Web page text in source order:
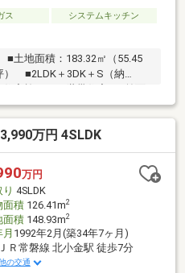
ス
システムキッチン
土地面積：183.32㎡（55.45
） ■2LDK＋3DK＋S（納
万円 4SLDK
万円
り 4SLDK
面積126.41m2
面積148.93m2
1992年2月(築34年7ヶ月)
ＪＲ常磐線 北小金駅 徒歩7分
の交通